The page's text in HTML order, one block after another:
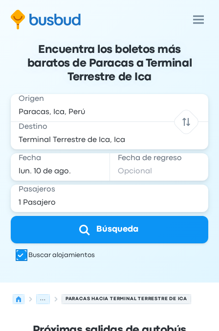
Encuentra los boletos más
baratos de Paracas a Terminal
Terrestre de Ica
Origen
Destino
Fecha Fecha de regreso
Pasajeros
Búsqueda
Buscar alojamientos
... PARACAS HACIA TERMINAL TERRESTRE DE ICA